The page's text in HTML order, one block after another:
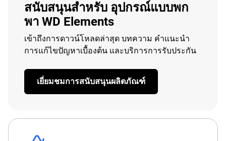
สนับสนุนสำหรับ อุปกรณ์แบบพก
พา WD Elements
เข้าถึงการดาวน์โหลดล่าสุด บทความ คำแนะนำ
การแก้ไขปัญหาเบื้องต้น และบริการการรับประกัน
เยี่ยมชมการสนับสนุนผลิตภัณฑ์